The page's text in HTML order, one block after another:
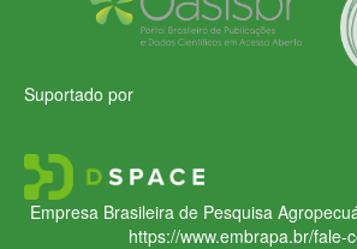
Suportado por
Empresa Brasileira de Pesquisa
https://www.embrapa.br/fale-